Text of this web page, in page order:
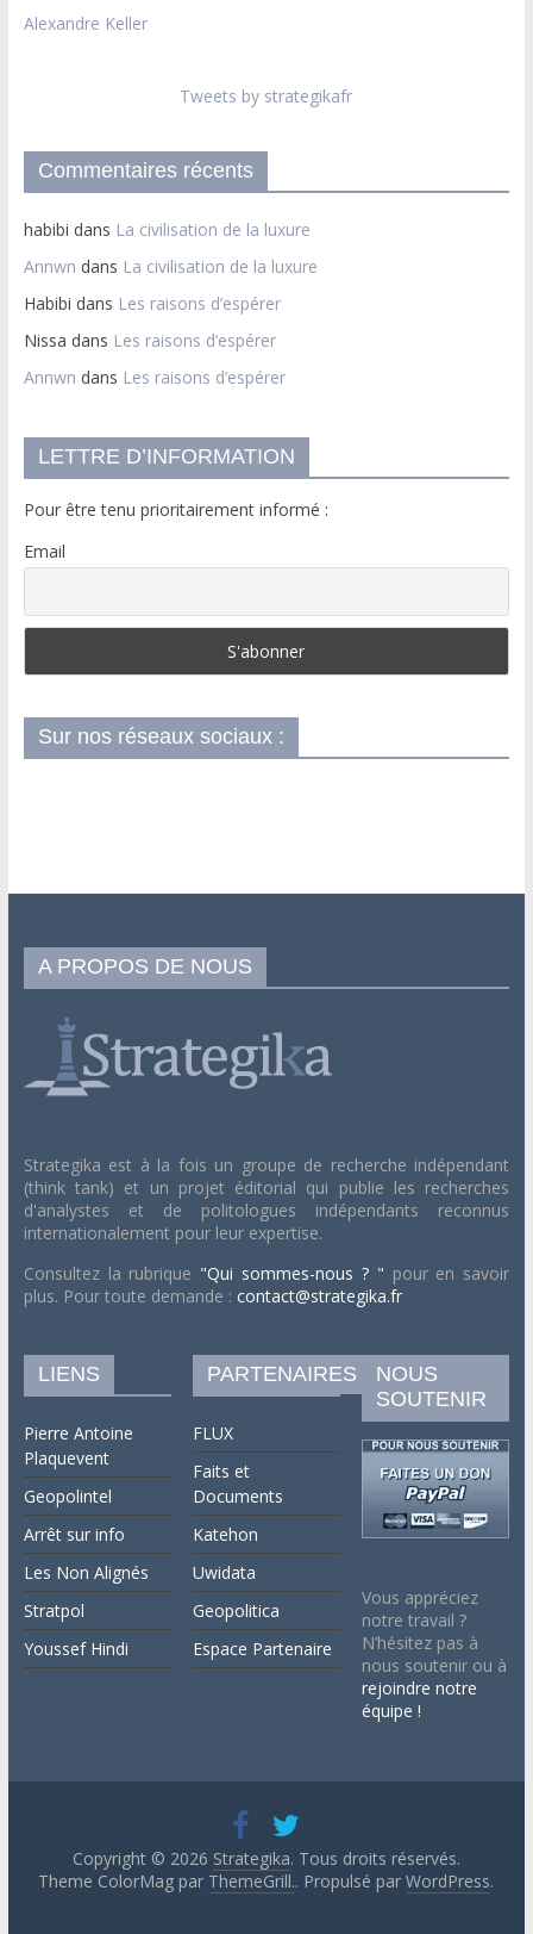
Alexandre Keller
Tweets by strategikafr
Commentaires récents
habibi dans La civilisation de la luxure
Annwn dans La civilisation de la luxure
Habibi dans Les raisons d’espérer
Nissa dans Les raisons d’espérer
Annwn dans Les raisons d’espérer
LETTRE D’INFORMATION
Pour être tenu prioritairement informé :
Email
Sur nos réseaux sociaux :
A PROPOS DE NOUS
Strategika est à la fois un groupe de recherche indépendant
(think tank) et un projet éditorial qui publie les recherches
d'analystes et de politologues indépendants reconnus
internationalement pour leur expertise.
Consultez la rubrique "Qui sommes-nous ? " pour en savoir
plus. Pour toute demande : contact@strategika.fr
LIENS
Pierre Antoine
Plaquevent
Geopolintel
Arrêt sur info
Les Non Alignés
Stratpol
Youssef Hindi
PARTENAIRES
FLUX
Faits et
Documents
Katehon
Uwidata
Geopolitica
Espace Partenaire
NOUS
SOUTENIR
Vous appréciez
notre travail ?
N’hésitez pas à
nous soutenir ou à
rejoindre notre
équipe !
Copyright © 2026 Strategika. Tous droits réservés.
Theme ColorMag par ThemeGrill.. Propulsé parWordPress.